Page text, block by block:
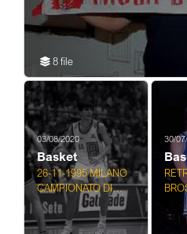
8 file
03/08/2020
Basket
26-11-1995 MILANO
CAMPIONATO DI
BASKET A 1
STEFANEL MILANO -
30/